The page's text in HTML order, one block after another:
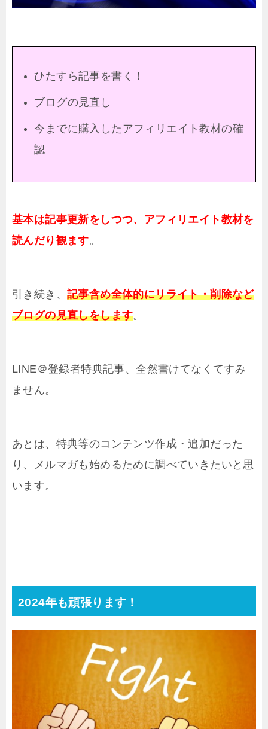
ひたすら記事を書く！
ブログの見直し
今までに購入したアフィリエイト教材の確
認
基本は記事更新をしつつ、アフィリエイト教材を
読んだり観ます。
引き続き、 記事含め全体的にリライト・削除など
ブログの見直しをします。
LINE＠登録者特典記事、全然書けてなくてすみ
ません。
あとは、特典等のコンテンツ作成・追加だった
り、メルマガも始めるために調べていきたいと思
います。
2024年も頑張ります！